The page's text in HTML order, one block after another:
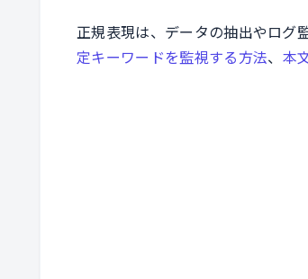
正規表現は、データの抽出やログ
定キーワードを監視する方法、 本